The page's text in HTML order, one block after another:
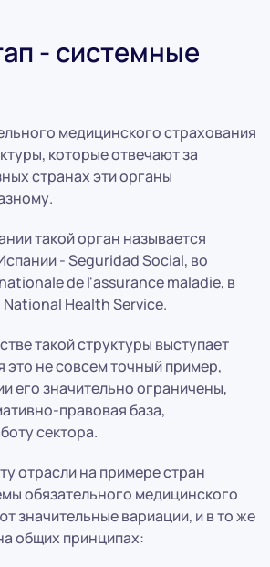
- системные
медицинского страхования
которые отвечают за
странах эти органы
такой орган называется
- Seguridad Social, во
de l'assurance maladie, в
Health Service.
такой структуры выступает
это не совсем точный пример,
его значительно ограничены,
правовая база,
сектора.
отрасли на примере стран
обязательного медицинского
значительные вариации, и в то же
общих принципах: